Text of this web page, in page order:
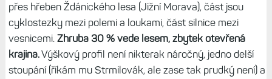
přes hřeben Ždánického lesa (Jižní Morava), část jsou
cyklostezky mezi polemi a loukami, část silnice mezi
vesnicemi. Zhruba 30 % vede lesem, zbytek otevřená
krajina.Výškový profil není nikterak náročný, jedno delší
stoupání (říkám mu Strmilovák, ale zase tak prudký není) a